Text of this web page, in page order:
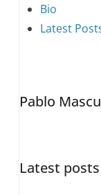
The
following
content
Bio
Latest
Pablo
Latest